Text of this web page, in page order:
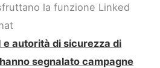
la funzione Linked
e autorità di sicurezza di
segnalato campagne